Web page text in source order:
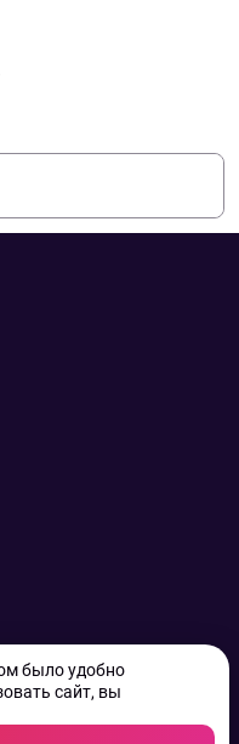
было удобно
сайт, вы